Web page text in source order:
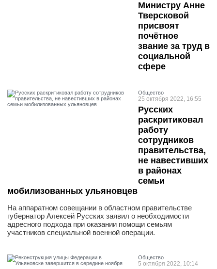
Министру Анне
Тверсковой
присвоят
почётное
звание за труд в
социальной
сфере
Общество
25 октября 2022, 16:55
Русских
раскритиковал
работу
сотрудников
правительства,
не навестивших
в районах
семьи
мобилизованных ульяновцев
На аппаратном совещании в областном правительстве
губернатор Алексей Русских заявил о необходимости
адресного подхода при оказании помощи семьям
участников специальной военной операции.
Общество
5 октября 2022, 10:14